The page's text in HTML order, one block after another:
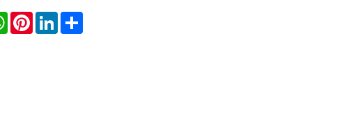
WhatsAppPinterestLinkedInShare